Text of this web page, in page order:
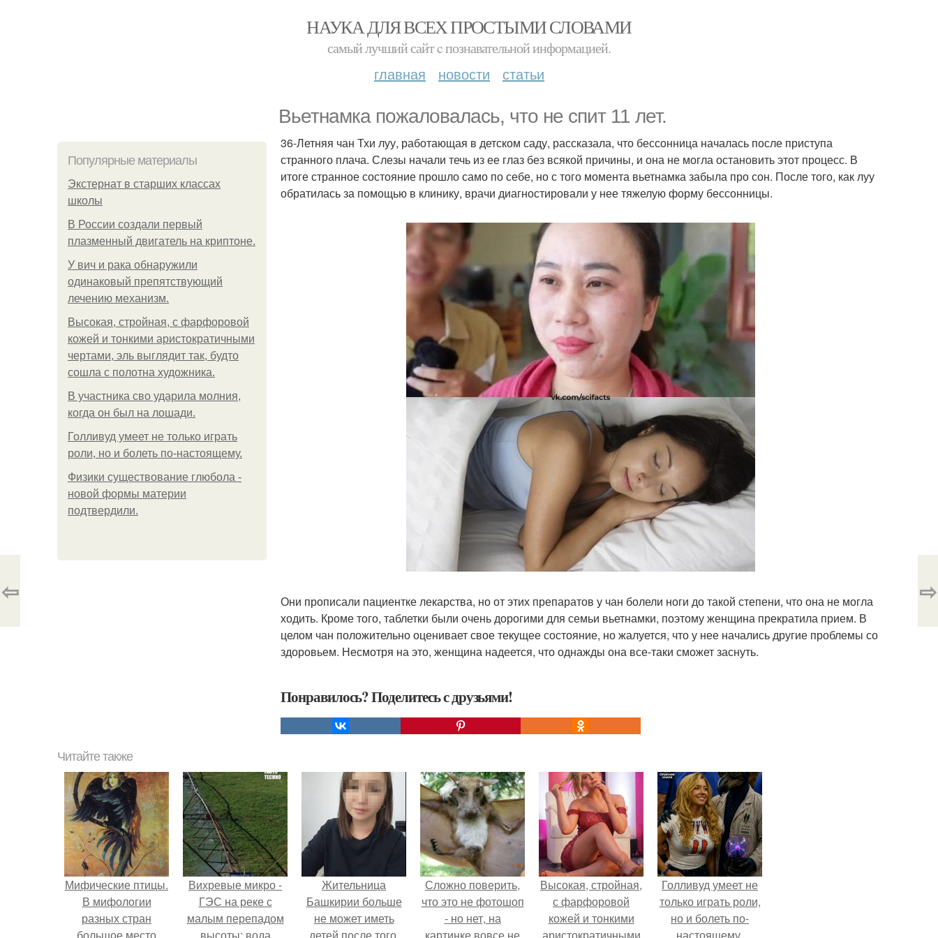
НАУКА ДЛЯ ВСЕХ ПРОСТЫМИ СЛОВАМИ
самый лучший сайт c познавательной информацией.
главная новости статьи
Вьетнамка пожаловалась, что не спит 11 лет.
Популярные материалы
Экстернат в старших классах
школы
В России создали первый
плазменный двигатель на криптоне.
У вич и рака обнаружили
одинаковый препятствующий
лечению механизм.
Высокая, стройная, с фарфоровой
кожей и тонкими аристократичными
чертами, эль выглядит так, будто
сошла с полотна художника.
В участника сво ударила молния,
когда он был на лошади.
Голливуд умеет не только играть
роли, но и болеть по-настоящему.
Физики существование глюбола -
новой формы материи
подтвердили.
36-Летняя чан Тхи луу, работающая в детском саду, рассказала, что бессонница началась после приступа
странного плача. Слезы начали течь из ее глаз без всякой причины, и она не могла остановить этот процесс. В
итоге странное состояние прошло само по себе, но с того момента вьетнамка забыла про сон. После того, как луу
обратилась за помощью в клинику, врачи диагностировали у нее тяжелую форму бессонницы.
Они прописали пациентке лекарства, но от этих препаратов у чан болели ноги до такой степени, что она не могла
ходить. Кроме того, таблетки были очень дорогими для семьи вьетнамки, поэтому женщина прекратила прием. В
целом чан положительно оценивает свое текущее состояние, но жалуется, что у нее начались другие проблемы со
здоровьем. Несмотря на это, женщина надеется, что однажды она все-таки сможет заснуть.
Понравилось? Поделитесь с друзьями!
⇦ ⇨
Читайте также
Мифические птицы.
В мифологии
разных стран
Вихревые микро -
ГЭС на реке с
малым перепадом
Жительница
Башкирии больше
не может иметь
Сложно поверить,
что это не фотошоп
- но нет, на
Высокая, стройная,
с фарфоровой
кожей и тонкими
Голливуд умеет не
только играть роли,
но и болеть по-